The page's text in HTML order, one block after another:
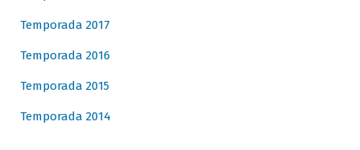
Temporada 2017
Temporada 2016
Temporada 2015
Temporada 2014